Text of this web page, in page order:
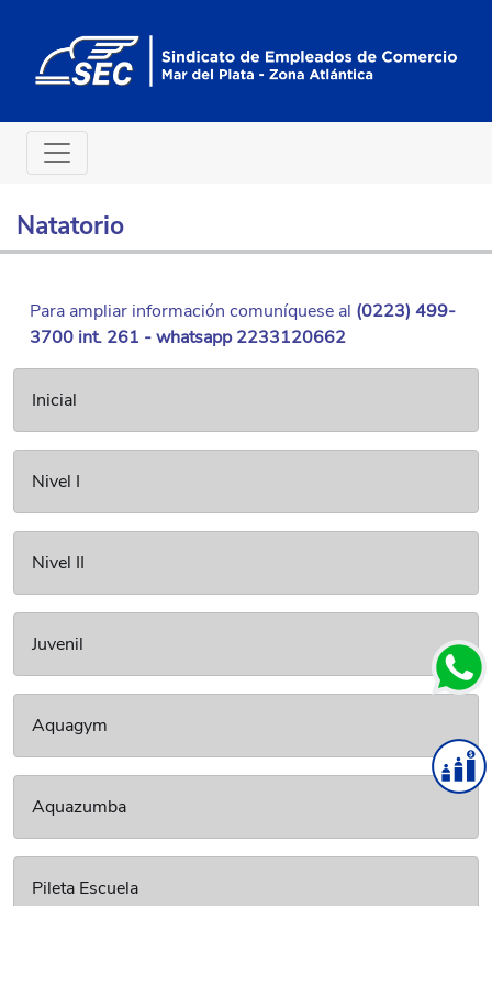
Natatorio
Para ampliar información comuníquese al (0223) 499-
3700 int. 261 - whatsapp2233120662
Inicial
Nivel I
Nivel II
Juvenil
Aquagym
Aquazumba
Pileta Escuela